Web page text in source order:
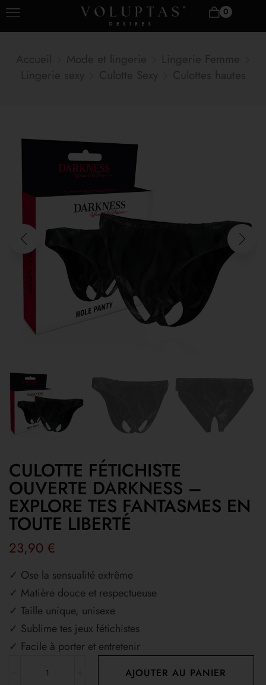
0
CULOTTE FÉTICHISTE
OUVERTE DARKNESS –
EXPLORE TES FANTASMES EN
TOUTE LIBERTÉ
23,90 €
✓ Ose la sensualité extrême
✓ Matière douce et respectueuse
✓ Taille unique, unisexe
✓ Sublime tes jeux fétichistes
✓ Facile à porter et entretenir
AJOUTER AU PANIER